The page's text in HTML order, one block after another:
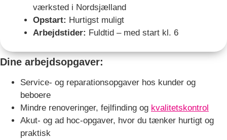
værksted i Nordsjælland
Opstart: Hurtigst muligt
Arbejdstider: Fuldtid – med start kl. 6
Dine arbejdsopgaver:
Service- og reparationsopgaver hos kunder og
beboere
Mindre renoveringer, fejlfinding og kvalitetskontrol
Akut- og ad hoc-opgaver, hvor du tænker hurtigt og
praktisk